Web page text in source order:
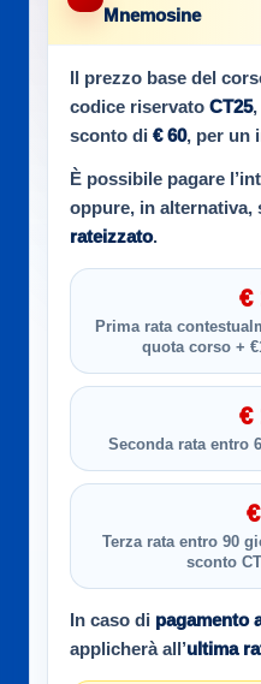
Mnemosine
Il prezzo base del
codice riservato CT25,
sconto di € 60, per un
È possibile pagare
oppure, in alternativa,
rateizzato.
€
Prima rata
quota corso +
€
Seconda rata entro
Terza rata entro 90
sconto
In caso di pagamento
applicherà all’ultima